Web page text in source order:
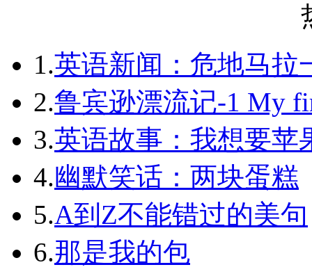
1.英语新闻：危地马拉
2.鲁宾逊漂流记-1 My
3.英语故事：我想要苹
4.幽默笑话：两块蛋糕
5.A到Z不能错过的美句
6.那是我的包